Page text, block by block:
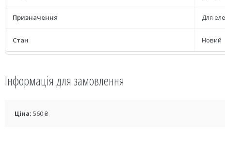
Призначення Для
Стан Новий
Інформація для замовлення
Ціна: 560 ₴